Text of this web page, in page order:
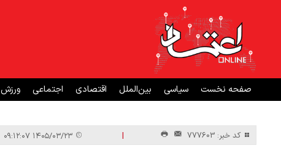
صفحه نخست سیاسی بین‌الملل اقتصادی اجتماعی ورزش
کد خبر: 777603 | ۱۴۰۵/۰۳/۲۳ ۰۹:۱۲:۰۷